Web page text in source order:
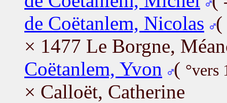
de Coëtanlem, Nicolas (
× 1477 Le Borgne,
Coëtanlem, Yvon
( °vers
× Calloët, Catherine